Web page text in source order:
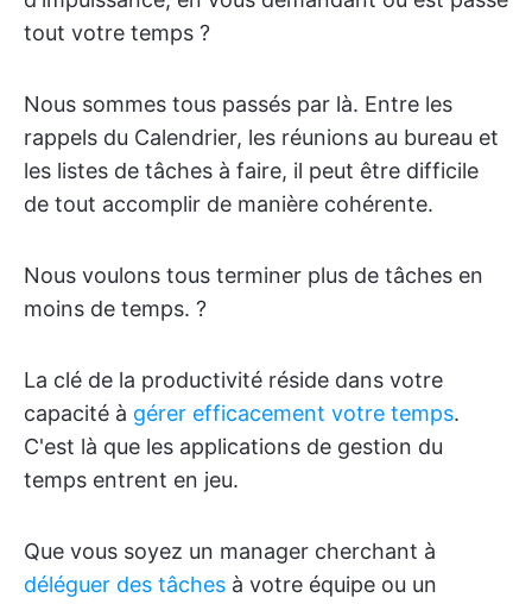
tout votre temps ?
Nous sommes tous passés par là. Entre les
rappels du Calendrier, les réunions au bureau et
les listes de tâches à faire, il peut être difficile
de tout accomplir de manière cohérente.
Nous voulons tous terminer plus de tâches en
moins de temps. ?
La clé de la productivité réside dans votre
capacité à gérer efficacement votre temps.
C'est là que les applications de gestion du
temps entrent en jeu.
Que vous soyez un manager cherchant à
déléguer des tâches à votre équipe ou un